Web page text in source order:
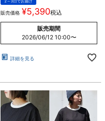
2～3日でお届け
販売価格 ¥5,390税込
販売期間
2026/06/12 10:00〜
詳細を見る